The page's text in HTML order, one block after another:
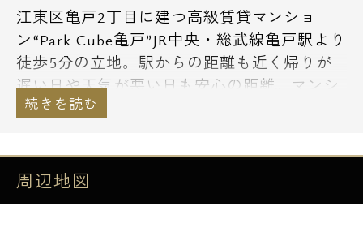
江東区亀戸2丁目に建つ高級賃貸マンショ
ン“Park Cube亀戸”JR中央・総武線亀戸駅より
徒歩5分の立地。駅からの距離も近く帰りが
遅い日や天気が悪い日も安心の距離。マンシ
ョン周辺には業務スーパーや24時間営業のス
ど時間を気にせずお買い物ができるのも嬉し
いポイントです。コンビニ、ドラッグストア
もありますので日用品のお買い物はもちろん
周辺地図